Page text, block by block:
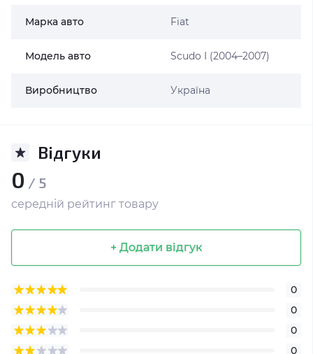
Марка авто Fiat
Модель авто Scudo I (2004–2007)
Виробництво Україна
Відгуки
0 / 5
середній рейтинг товару
+ Додати відгук
0
0
0
0